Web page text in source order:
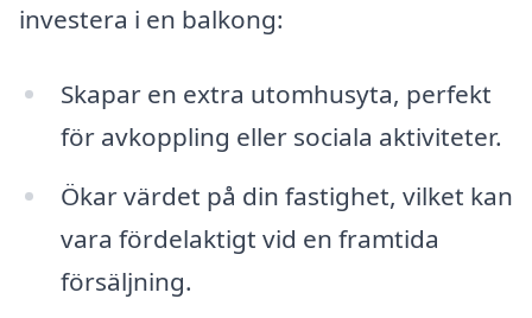
investera i en balkong:
Skapar en extra utomhusyta, perfekt
för avkoppling eller sociala aktiviteter.
Ökar värdet på din fastighet, vilket kan
vara fördelaktigt vid en framtida
försäljning.